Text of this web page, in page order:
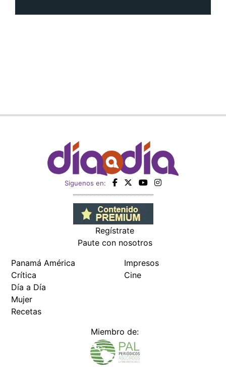
Siguenos en:
Regístrate
Paute con nosotros
Panamá América
Crítica
Día a Día
Mujer
Recetas
Impresos
Cine
Miembro de: